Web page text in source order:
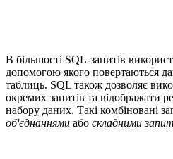
В більшості SQL-запитів
допомогою якого повертаються
таблиць. SQL також дозволяє
окремих запитів та відображати
набору даних. Такі комбіновані
об'єднаннями або складними